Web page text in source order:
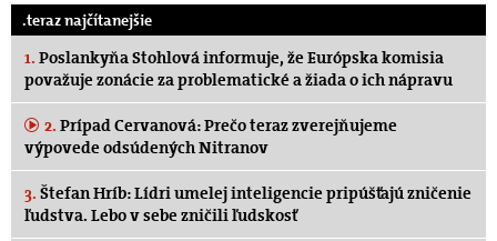
.teraz najčítanejšie
1. Poslankyňa Stohlová informuje, že Európska komisia
považuje zonácie za problematické a žiada o ich nápravu
2. Prípad Cervanová: Prečo teraz zverejňujeme
výpovede odsúdených Nitranov
3. Štefan Hríb: Lídri umelej inteligencie pripúšťajú zničenie
ľudstva. Lebo v sebe zničili ľudskosť